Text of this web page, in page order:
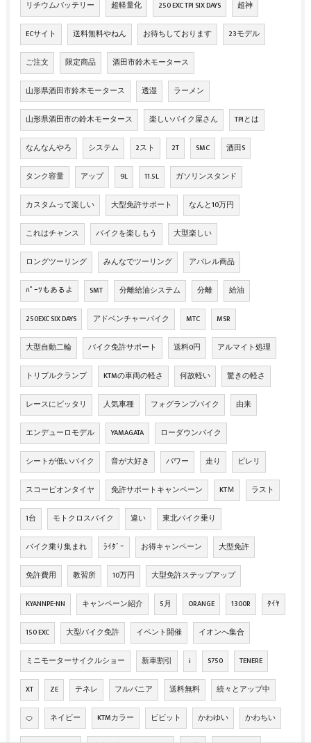
リチウムバッテリー 超軽量化 250 EXC TPI SIX DAYS 超神
ECサイト 送料無料やねん お待ちしております 23モデル
ご注文 限定商品 酒田市鈴木モータース
山形県酒田市鈴木モータース 透湿 ラーメン
山形県酒田市の鈴木モータース 楽しいバイク屋さん TPIとは
なんなんやろ システム 2スト 2T SMC 酒田S
タンク容量 アップ 9L 11.5L ガソリンスタンド
カスタムって楽しい 大型免許サポート なんと10万円
これはチャンス バイクを楽しもう 大型楽しい
ロングツーリング みんなでツーリング アパレル商品
ﾊﾟｰﾂもあるよ SMT 分離給油システム 分離 給油
250EXC SIX DAYS アドベンチャーバイク MTC MSR
大型自動二輪 バイク免許サポート 送料0円 アルマイト処理
トリプルクランプ KTMの車両の軽さ 何故軽い 驚きの軽さ
レースにピッタリ 人気車種 フォグランプバイク 由来
エンデューロモデル YAMAGATA ローダウンバイク
シートが低いバイク 音が大好き パワー 走り ピレリ
スコーピオンタイヤ 免許サポートキャンペーン KTＭ ラスト
1台 モトクロスバイク 違い 東北バイク乗り
バイク乗り集まれ ﾗｲﾀﾞｰ お得キャンペーン 大型免許
免許費用 教習所 10万円 大型免許ステップアップ
KYANNPE-NN キャンペーン紹介 5月 ORANGE 1300R ﾀｲﾔ
150 EXC 大型バイク免許 イベント開催 イオンへ集合
ミニモーターサイクルショー 新車割引 i S750 TENERE
XT ZE テネレ フルパニア 送料無料 続々とアップ中
🍊 ネイビー KTMカラー ビビット かわゆい かわちい